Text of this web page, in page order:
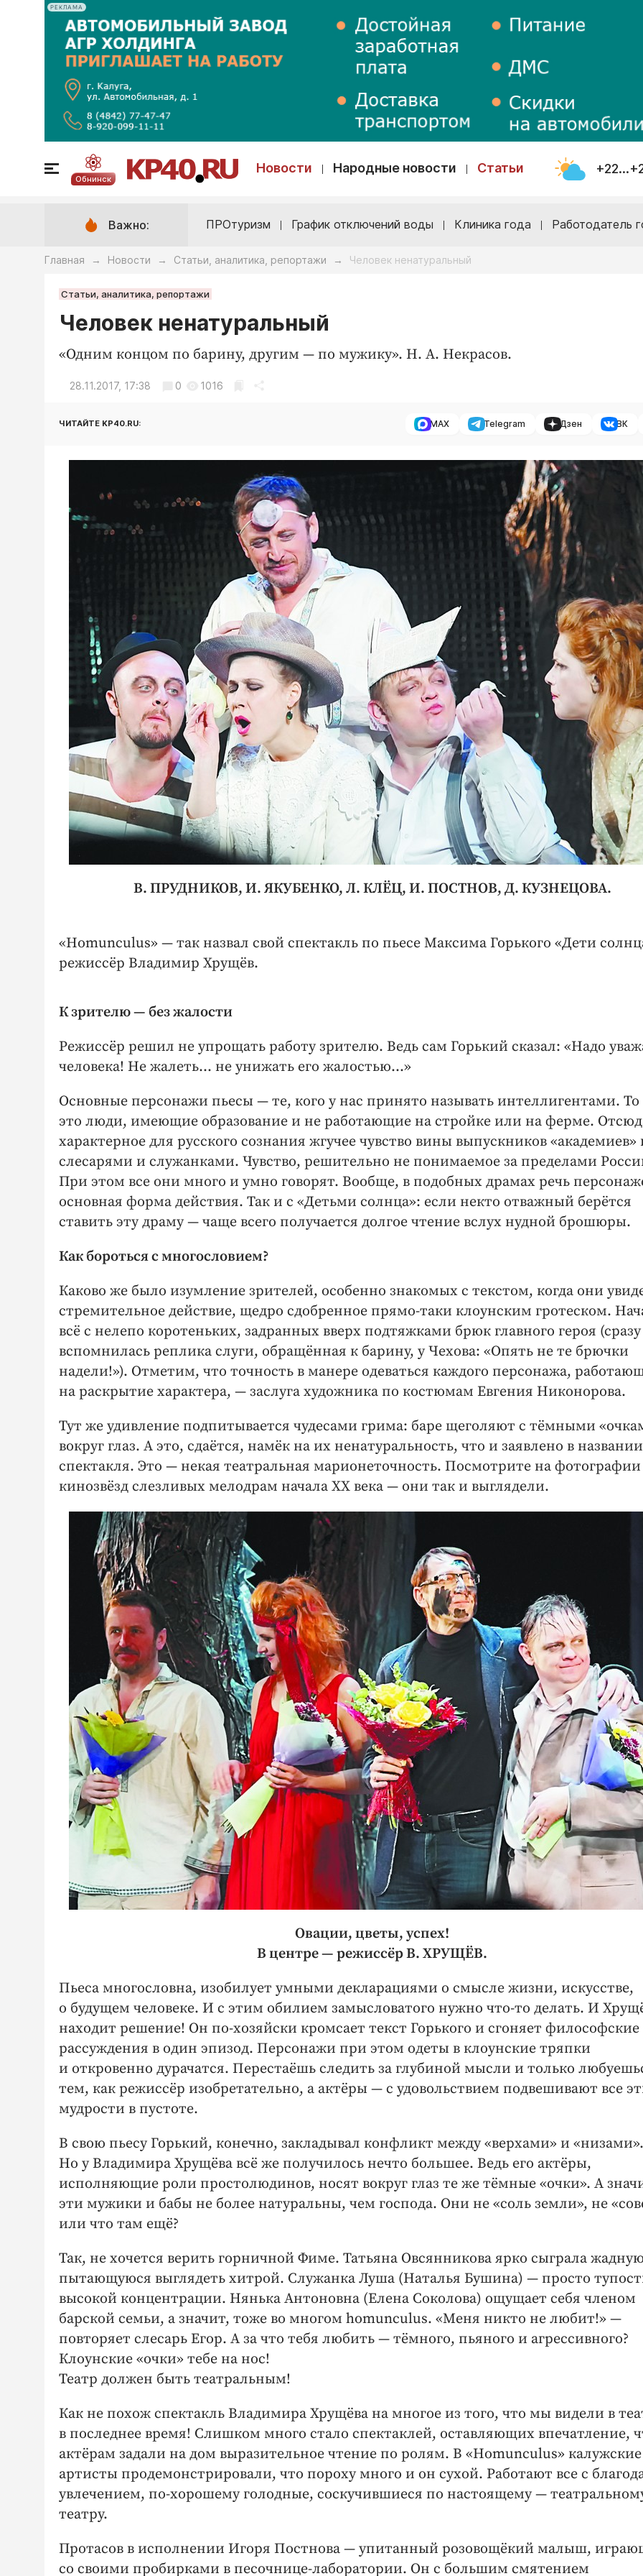
РЕКЛАМА
Обнинск
Новости Народные новости Статьи
Важно: ПРОтуризм График отключений воды Клиника года Работодатель
Главная → Новости → Статьи, аналитика, репортажи → Человек ненатуральный
Статьи, аналитика, репортажи
Человек ненатуральный
«Одним концом по барину, другим — по мужику». Н. А. Некрасов.
28.11.2017, 17:38 0 1016
ЧИТАЙТЕ KP40.RU: MAX Telegram Дзен ВК
В. ПРУДНИКОВ, И. ЯКУБЕНКО, Л. КЛЁЦ, И. ПОСТНОВ, Д. КУЗНЕЦОВА.
«Homunculus» — так назвал свой спектакль по пьесе Максима Горького «Дети
режиссёр Владимир Хрущёв.
К зрителю — без жалости
Режиссёр решил не упрощать работу зрителю. Ведь сам Горький сказал: «Надо
человека! Не жалеть… не унижать его жалостью…»
Основные персонажи пьесы — те, кого у нас принято называть интеллигентами. То
это люди, имеющие образование и не работающие на стройке или на ферме.
характерное для русского сознания жгучее чувство вины выпускников «академиев»
слесарями и служанками. Чувство, решительно не понимаемое за пределами
При этом все они много и умно говорят. Вообще, в подобных драмах речь
основная форма действия. Так и с «Детьми солнца»: если некто отважный берётся
ставить эту драму — чаще всего получается долгое чтение вслух нудной брошюры.
Как бороться с многословием?
Каково же было изумление зрителей, особенно знакомых с текстом, когда они
стремительное действие, щедро сдобренное прямо-таки клоунским гротеском.
всё с нелепо коротеньких, задранных вверх подтяжками брюк главного героя (сразу
вспомнилась реплика слуги, обращённая к барину, у Чехова: «Опять не те брючки
надели!»). Отметим, что точность в манере одеваться каждого персонажа,
на раскрытие характера, — заслуга художника по костюмам Евгения Никонорова.
Тут же удивление подпитывается чудесами грима: баре щеголяют с тёмными
вокруг глаз. А это, сдаётся, намёк на их ненатуральность, что и заявлено в названии
спектакля. Это — некая театральная марионеточность. Посмотрите на фотографии
кинозвёзд слезливых мелодрам начала ХХ века — они так и выглядели.
Овации, цветы, успех!
В центре — режиссёр В. ХРУЩЁВ.
Пьеса многословна, изобилует умными декларациями о смысле жизни, искусстве,
о будущем человеке. И с этим обилием замысловатого нужно что-то делать. И
находит решение! Он по-хозяйски кромсает текст Горького и сгоняет философские
рассуждения в один эпизод. Персонажи при этом одеты в клоунские тряпки
и откровенно дурачатся. Перестаёшь следить за глубиной мысли и только
тем, как режиссёр изобретательно, а актёры — с удовольствием подвешивают все
мудрости в пустоте.
В свою пьесу Горький, конечно, закладывал конфликт между «верхами» и «низами».
Но у Владимира Хрущёва всё же получилось нечто большее. Ведь его актёры,
исполняющие роли простолюдинов, носят вокруг глаз те же тёмные «очки». А
эти мужики и бабы не более натуральны, чем господа. Они не «соль земли», не
или что там ещё?
Так, не хочется верить горничной Фиме. Татьяна Овсянникова ярко сыграла
пытающуюся выглядеть хитрой. Служанка Луша (Наталья Бушина) — просто
высокой концентрации. Нянька Антоновна (Елена Соколова) ощущает себя членом
барской семьи, а значит, тоже во многом homunculus. «Меня никто не любит!» —
повторяет слесарь Егор. А за что тебя любить — тёмного, пьяного и агрессивного?
Клоунские «очки» тебе на нос!
Театр должен быть театральным!
Как не похож спектакль Владимира Хрущёва на многое из того, что мы видели в
в последнее время! Слишком много стало спектаклей, оставляющих впечатление,
актёрам задали на дом выразительное чтение по ролям. В «Homunculus» калужские
артисты продемонстрировали, что пороху много и он сухой. Работают все с
увлечением, по-хорошему голодные, соскучившиеся по настоящему —
театру.
Протасов в исполнении Игоря Постнова — упитанный розовощёкий малыш,
со своими пробирками в песочнице-лаборатории. Он с большим смятением